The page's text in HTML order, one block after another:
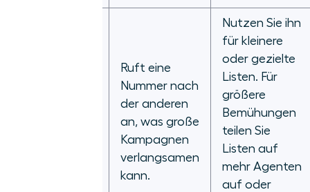
Ruft eine
Nummer nach
der anderen
an, was große
Kampagnen
verlangsamen
kann.
Nutzen Sie ihn
für kleinere
oder gezielte
Listen. Für
größere
Bemühungen
teilen Sie
Listen auf
mehr Agenten
auf oder